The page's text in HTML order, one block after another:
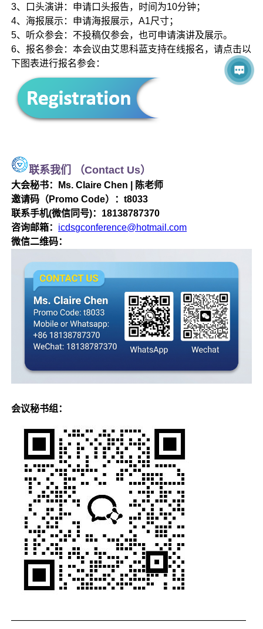
3、口头演讲：申请口头报告，时间为10分钟；
4、海报展示：申请海报展示，A1尺寸；
5、听众参会：不投稿仅参会，也可申请演讲及展示。
6、报名参会：本会议由艾思科蓝支持在线报名，请点击以
下图表进行报名参会：
联系我们 （Contact Us）
大会秘书：Ms. Claire Chen | 陈老师
邀请码（Promo Code）：t8033
联系手机(微信同号)：18138787370
咨询邮箱： icdsgconference@hotmail.com
微信二维码：
会议秘书组：
—————————————————————————